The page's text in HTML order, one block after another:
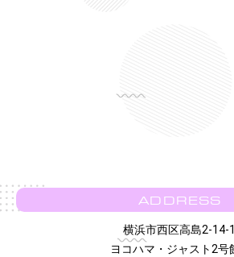
ADDRESS
横浜市西区高島2-14-
ヨコハマ・ジャスト2号